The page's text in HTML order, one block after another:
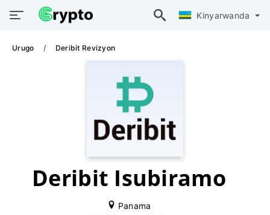
Kinyarwanda
Urugo Deribit Revizyon
Deribit Isubiramo
Panama